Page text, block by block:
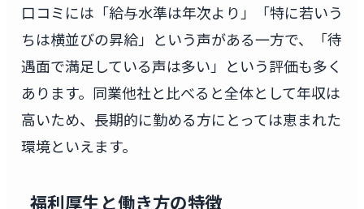
口コミには「給与水準は年次より」「特に若いう
ちは横並びの昇給」という声がある一方で、「待
遇面で満足している声は多い」という評価も多く
あります。同業他社と比べると全体として年収は
高いため、長期的に勤める方にとっては恵まれた
環境といえます。
福利厚生と働き方の特徴